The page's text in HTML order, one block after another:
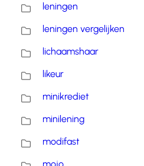
leningen
leningen vergelijken
lichaamshaar
likeur
minikrediet
minilening
modifast